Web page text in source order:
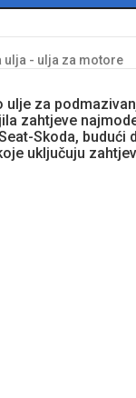
ulja - ulja za motore
ulje za
zahtjeve
Skoda,
uključuju